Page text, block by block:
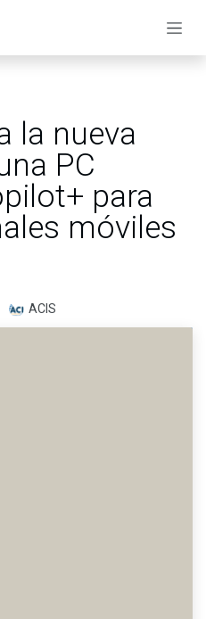
la nueva
PC
para
móviles
ACIS